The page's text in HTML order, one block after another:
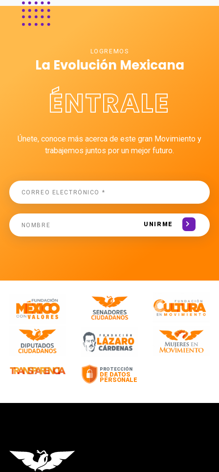
LOGREMOS
La Evolución Mexicana
ÉNTRALE
Únete, conoce más acerca de este gran Movimiento y
trabajemos juntos por un mejor futuro.
UNIRME